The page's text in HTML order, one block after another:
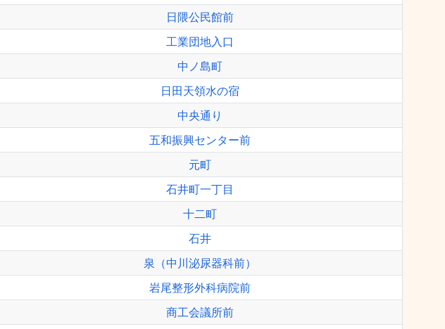
日隈公民館前
工業団地入口
中ノ島町
日田天領水の宿
中央通り
五和振興センター前
元町
石井町一丁目
十二町
石井
泉（中川泌尿器科前）
岩尾整形外科病院前
商工会議所前